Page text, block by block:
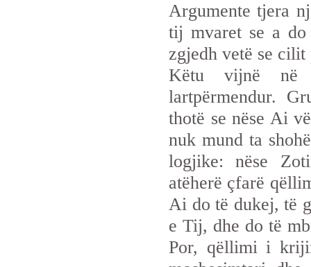
Argumente tjera
tij mvaret se a
zgjedh vetë se
Këtu vijnë në
lartpërmendur.
thotë se nëse Ai
nuk mund ta
logjike: nëse
atëherë çfarë
Ai do të dukej, të
e Tij, dhe do të
Por, qëllimi i